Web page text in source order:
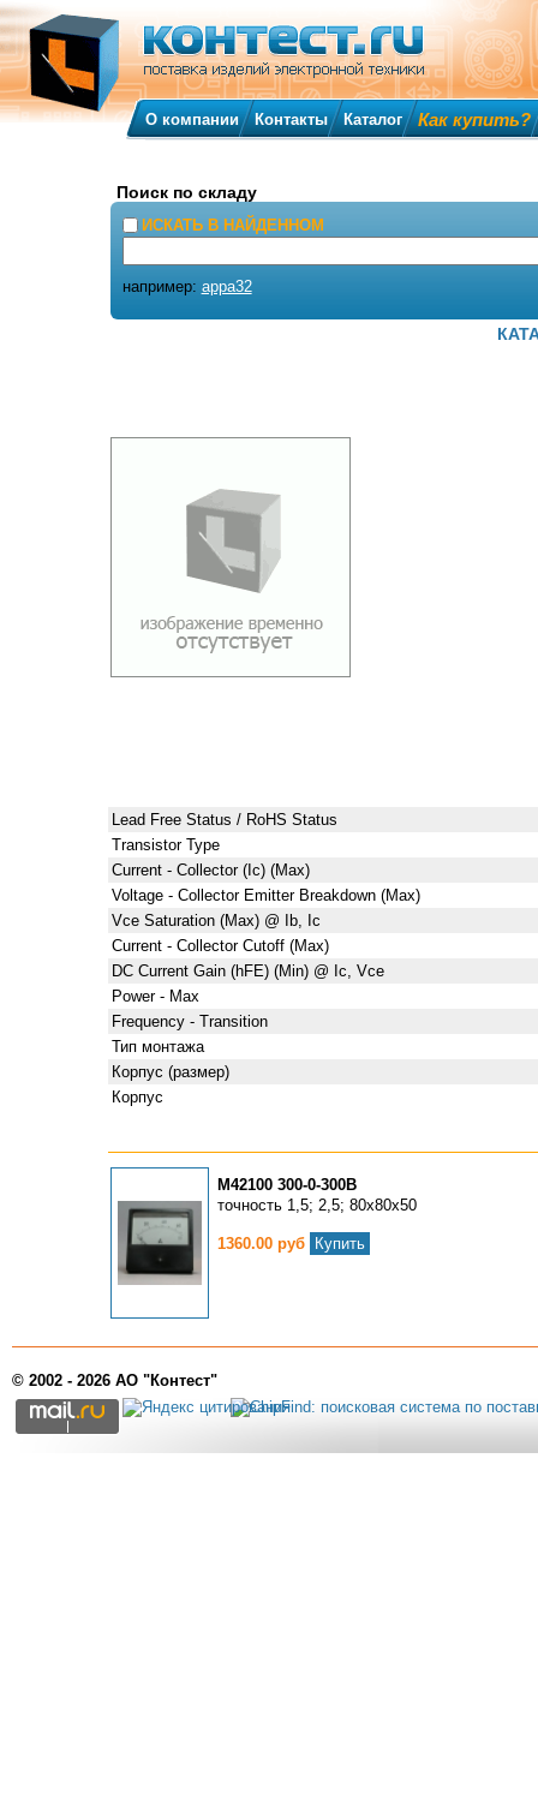
Lead Free Status / RoHS Status
Transistor Type
Current - Collector (Ic) (Max)
Voltage - Collector Emitter Breakdown (Max)
Vce Saturation (Max) @ Ib, Ic
Current - Collector Cutoff (Max)
DC Current Gain (hFE) (Min) @ Ic, Vce
Power - Max
Frequency - Transition
Тип монтажа
Корпус (размер)
Корпус
М42100 300-0-300В
точность 1,5; 2,5; 80х80х50
1360.00 руб Купить
О компании Контакты Каталог Как купить?
Поиск по складу
ИСКАТЬ В НАЙДЕННОМ
например: appa32
© 2002 - 2026 АО "Контест"